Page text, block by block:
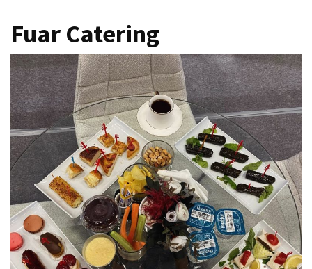
Fuar Catering